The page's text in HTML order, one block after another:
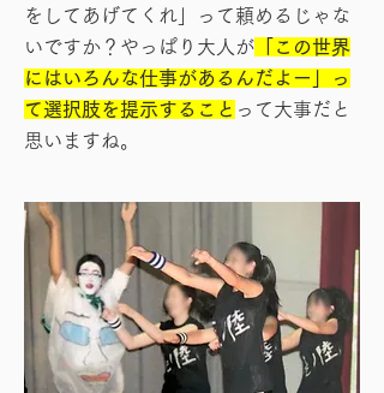
をしてあげてくれ」って頼めるじゃな
いですか？やっぱり大人が 「この世界
にはいろんな仕事があるんだよー」っ
て選択肢を提示すること って大事だと
思いますね。